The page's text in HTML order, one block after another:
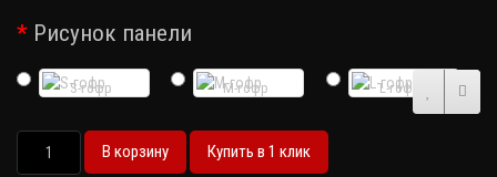
Рисунок панели
S-гофр M-гофр L-гофр
В корзину Купить в 1 клик